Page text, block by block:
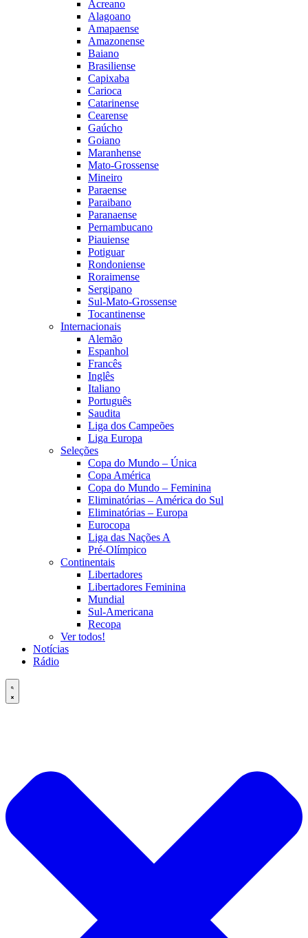
Acreano
Alagoano
Amapaense
Amazonense
Baiano
Brasiliense
Capixaba
Carioca
Catarinense
Cearense
Gaúcho
Goiano
Maranhense
Mato-Grossense
Mineiro
Paraense
Paraibano
Paranaense
Pernambucano
Piauiense
Potiguar
Rondoniense
Roraimense
Sergipano
Sul-Mato-Grossense
Tocantinense
Internacionais
Alemão
Espanhol
Francês
Inglês
Italiano
Português
Saudita
Liga dos Campeões
Liga Europa
Seleções
Copa do Mundo – Única
Copa América
Copa do Mundo – Feminina
Eliminatórias – América do Sul
Eliminatórias – Europa
Eurocopa
Liga das Nações A
Pré-Olímpico
Continentais
Libertadores
Libertadores Feminina
Mundial
Sul-Americana
Recopa
Ver todos!
Notícias
Rádio